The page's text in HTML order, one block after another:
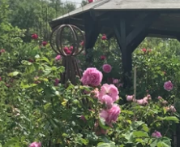
Du
Her kan